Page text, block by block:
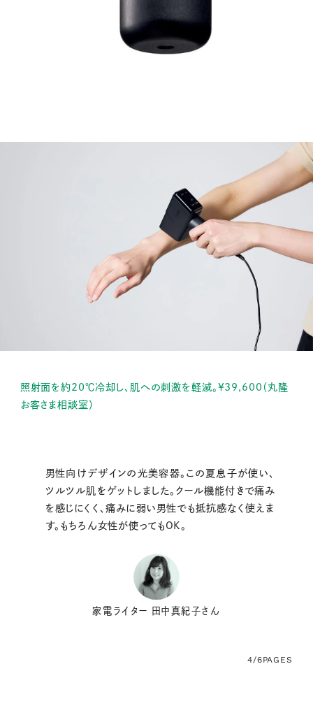
照射面を約20℃冷却し、肌への刺激を軽減。¥39,600（丸隆
お客さま相談室）
男性向けデザインの光美容器。この夏息子が使い、
ツルツル肌をゲットしました。クール機能付きで痛み
を感じにくく、痛みに弱い男性でも抵抗感なく使えま
す。もちろん女性が使ってもOK。
家電ライター 田中真紀子さん
4/6PAGES